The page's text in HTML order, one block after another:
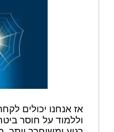
אז אנחנו יכולים
וללמוד על חוסר